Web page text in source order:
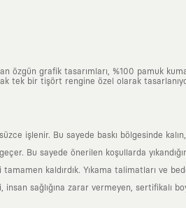
özgün grafik tasarımları, %100 pamuk
tek bir tişört rengine özel olarak
işlenir. Bu sayede baskı bölgesinde
Bu sayede önerilen koşullarda
kaldırdık. Yıkama talimatları ve
insan sağlığına zarar vermeyen,